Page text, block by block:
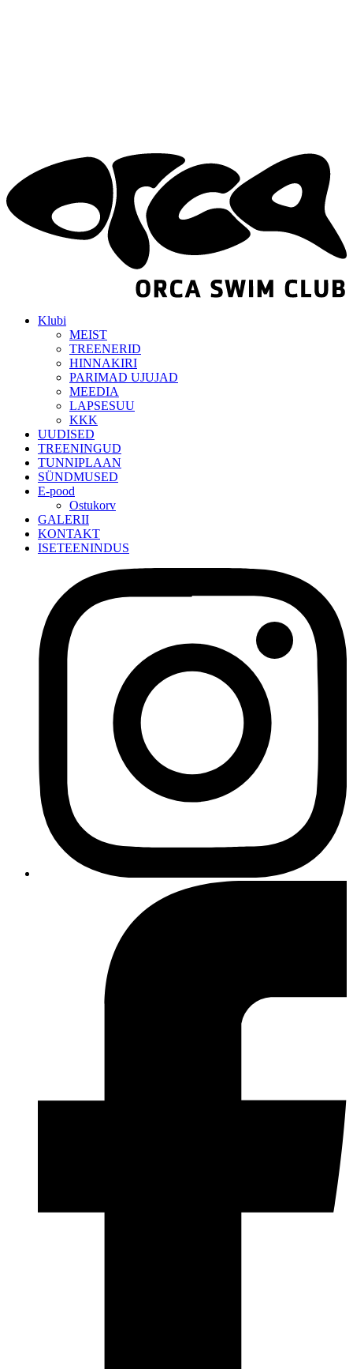
Klubi
MEIST
TREENERID
HINNAKIRI
PARIMAD UJUJAD
MEEDIA
LAPSESUU
KKK
UUDISED
TREENINGUD
TUNNIPLAAN
SÜNDMUSED
E-pood
Ostukorv
GALERII
KONTAKT
ISETEENINDUS